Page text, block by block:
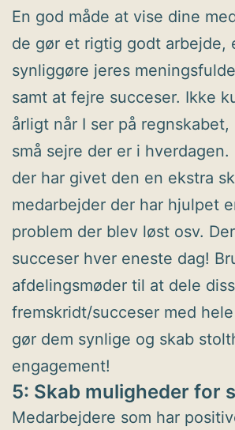
En god måde at vise dine
de gør et rigtig godt arbejde,
synliggøre jeres
samt at fejre succeser. Ikke
årligt når I ser på regnskabet,
små sejre der er i hverdagen.
der har givet den en ekstra
medarbejder der har hjulpet
problem der blev løst osv.
succeser hver eneste dag!
afdelingsmøder til at dele
fremskridt/succeser med
gør dem synlige og skab
engagement!
5: Skab muligheder for
Medarbejdere som har